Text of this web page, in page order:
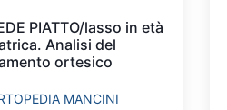
PIATTO/lasso in età
Analisi del
ortesico
MANCINI